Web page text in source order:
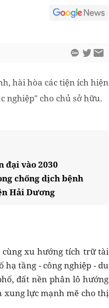
hài hòa các tiện ích hiện
nghiệp" cho chủ sở hữu.
đại vào 2030
chống dịch bệnh
Hải Dương
cùng xu hướng tích trữ tài
tầng - công nghiệp - du
đất nền phân lô hướng
xung lực mạnh mẽ cho thị